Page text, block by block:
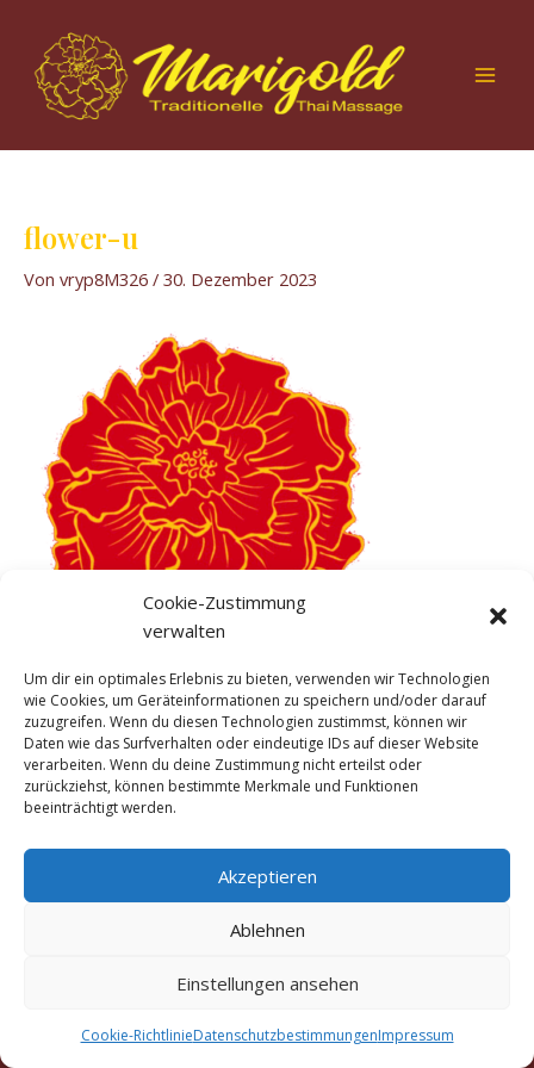
Cookie-Zustimmung
verwalten
Um dir ein optimales Erlebnis zu bieten, verwenden wir Technologien
wie Cookies, um Geräteinformationen zu speichern und/oder darauf
zuzugreifen. Wenn du diesen Technologien zustimmst, können wir
Daten wie das Surfverhalten oder eindeutige IDs auf dieser Website
verarbeiten. Wenn du deine Zustimmung nicht erteilst oder
zurückziehst, können bestimmte Merkmale und Funktionen
beeinträchtigt werden.
Akzeptieren
Ablehnen
Einstellungen ansehen
Cookie-RichtlinieDatenschutzbestimmungenImpressum
springen
flower-u
Von vryp8M326 / 30. Dezember 2023
Massage München Truderinger Straße 306a, 81825